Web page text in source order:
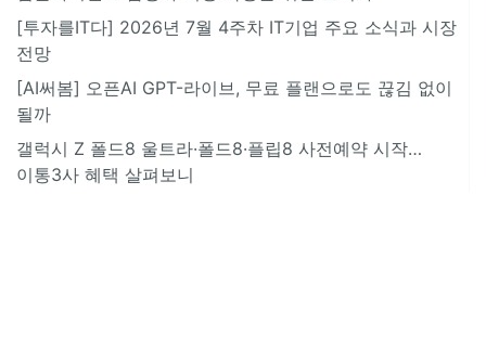
[투자를IT다] 2026년 7월 4주차 IT기업 주요 소식과 시장
전망
[AI써봄] 오픈AI GPT-라이브, 무료 플랜으로도 끊김 없이
될까
갤럭시 Z 폴드8 울트라·폴드8·플립8 사전예약 시작…
이통3사 혜택 살펴보니